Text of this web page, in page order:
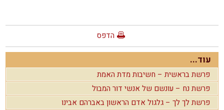
הדפס
עוד...
פרשת בראשית – חשיבות מדת האמת
פרשת נח – עונשם של אנשי דור המבול
פרשת לך לך – גלגול אדם הראשון באברהם אבינו